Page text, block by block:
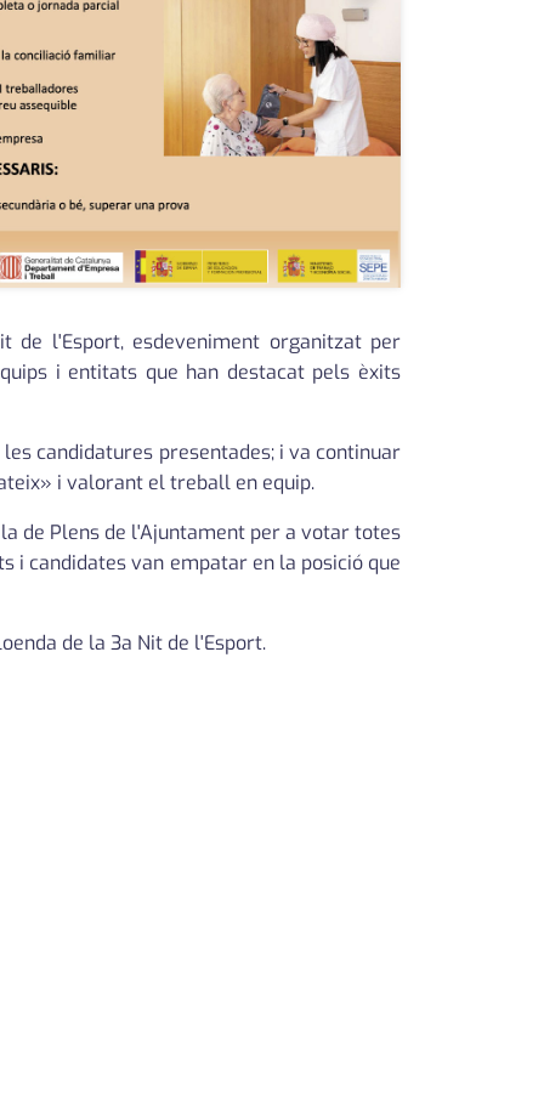
de l'Esport, esdeveniment organitzat per
i entitats que han destacat pels èxits
candidatures presentades; i va continuar
i valorant el treball en equip.
de Plens de l'Ajuntament per a votar totes
i candidates van empatar en la posició que
de la 3a Nit de l'Esport.